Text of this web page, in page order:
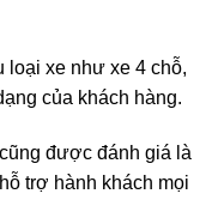
loại xe như xe 4 chỗ,
của khách hàng.
được đánh giá là
trợ hành khách mọi